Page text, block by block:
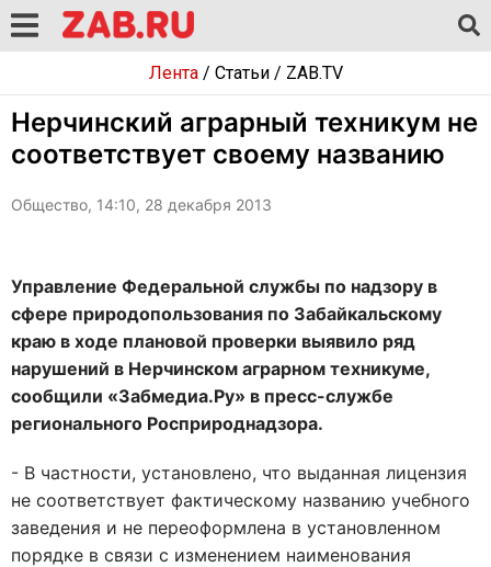
Лента/ Статьи/ ZAB.TV
Нерчинский аграрный техникум не
соответствует своему названию
Общество, 14:10, 28 декабря 2013
Управление Федеральной службы по надзору в
сфере природопользования по Забайкальскому
краю в ходе плановой проверки выявило ряд
нарушений в Нерчинском аграрном техникуме,
сообщили «Забмедиа.Ру» в пресс-службе
регионального Росприроднадзора.
- В частности, установлено, что выданная лицензия
не соответствует фактическому названию учебного
заведения и не переоформлена в установленном
порядке в связи с изменением наименования